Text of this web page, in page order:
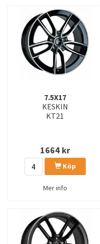
7.5X17
KESKIN
KT21
1664kr
Köp
Mer info